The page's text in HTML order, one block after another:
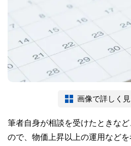
画像で詳しく見
筆者自身が相談を受けたときな
ので、物価上昇以上の運用など